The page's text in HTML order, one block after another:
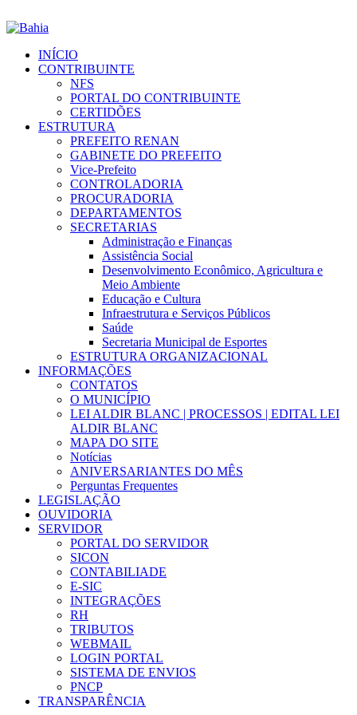
INÍCIO
CONTRIBUINTE
NFS
PORTAL DO CONTRIBUINTE
CERTIDÕES
ESTRUTURA
PREFEITO RENAN
GABINETE DO PREFEITO
Vice-Prefeito
CONTROLADORIA
PROCURADORIA
DEPARTAMENTOS
SECRETARIAS
Administração e Finanças
Assistência Social
Desenvolvimento Econômico, Agricultura e
Meio Ambiente
Educação e Cultura
Infraestrutura e Serviços Públicos
Saúde
Secretaria Municipal de Esportes
ESTRUTURA ORGANIZACIONAL
INFORMAÇÕES
CONTATOS
O MUNICÍPIO
LEI ALDIR BLANC | PROCESSOS | EDITAL LEI
ALDIR BLANC
MAPA DO SITE
Notícias
ANIVERSARIANTES DO MÊS
Perguntas Frequentes
LEGISLAÇÃO
OUVIDORIA
SERVIDOR
PORTAL DO SERVIDOR
SICON
CONTABILIADE
E-SIC
INTEGRAÇÕES
RH
TRIBUTOS
WEBMAIL
LOGIN PORTAL
SISTEMA DE ENVIOS
PNCP
TRANSPARÊNCIA